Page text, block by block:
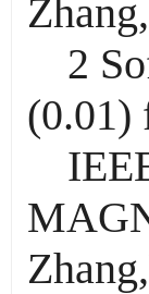
2
(0.01)